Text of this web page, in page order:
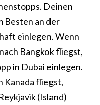
Deinen
Besten an der
einlegen. Wenn
nach Bangkok fliegst,
in Dubai einlegen.
Kanada fliegst,
(Island)